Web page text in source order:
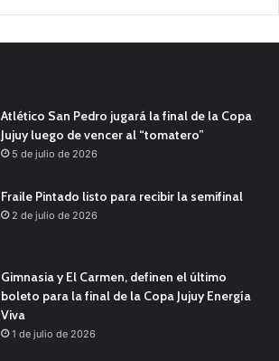
Atlético San Pedro jugará la final de la Copa
Jujuy luego de vencer al “tomatero”
5 de julio de 2026
Fraile Pintado listo para recibir la semifinal
2 de julio de 2026
Gimnasia y El Carmen, definen el último
boleto para la final de la Copa Jujuy Energía
Viva
1 de julio de 2026